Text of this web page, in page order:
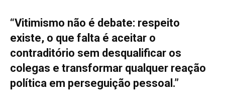
“Vitimismo não é debate: respeito
existe, o que falta é aceitar o
contraditório sem desqualificar os
colegas e transformar qualquer reação
política em perseguição pessoal.”